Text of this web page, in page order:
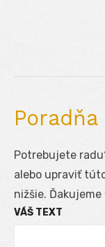
Poradňa
Potrebujete
alebo upraviť
nižšie. Ďakujeme
VÁŠ TEXT